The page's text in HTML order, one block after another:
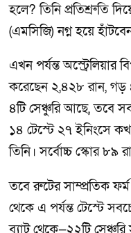
হলে? তিনি প্রতিশ্রুতি
(এমসিজি) নগ্ন হয়ে
এখন পর্যন্ত অস্ট্রেলিয়ার
করেছেন ২,৪২৮ রান, গড়
৪টি সেঞ্চুরি আছে, তবে
১৪ টেস্টে ২৭ ইনিংসে
তিনি। সর্বোচ্চ স্কোর ৮৯
তবে রুটের সাম্প্রতিক
থেকে এ পর্যন্ত টেস্টে